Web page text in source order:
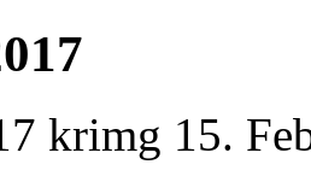
krimg 15.